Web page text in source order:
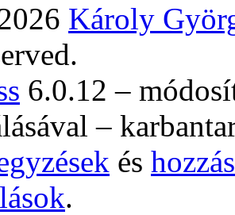
Károly
6.0.12 –
–
és
.